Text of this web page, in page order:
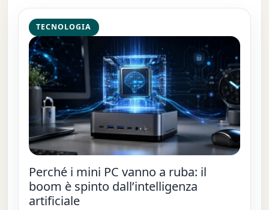
TECNOLOGIA
Perché i mini PC vanno a ruba: il
boom è spinto dall’intelligenza
artificiale